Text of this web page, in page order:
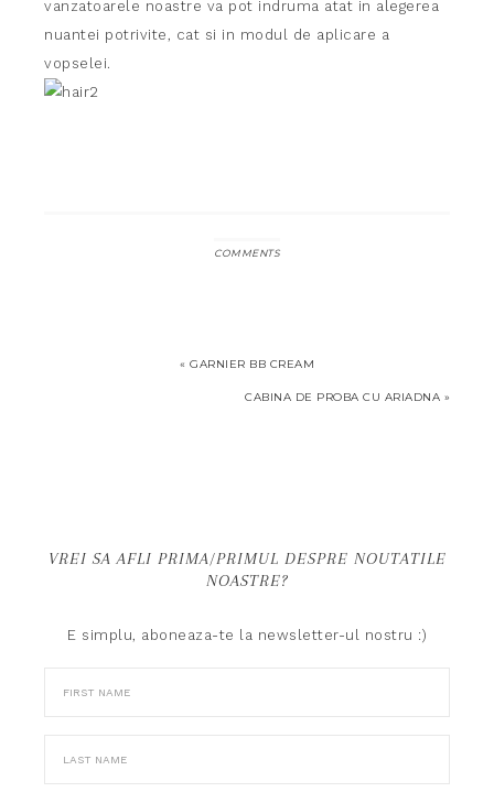
vanzatoarele noastre va pot indruma atat in alegerea
nuantei potrivite, cat si in modul de aplicare a
vopselei.
COMMENTS
« GARNIER BB CREAM
CABINA DE PROBA CU ARIADNA »
VREI SA AFLI PRIMA/PRIMUL DESPRE NOUTATILE
NOASTRE?
E simplu, aboneaza-te la newsletter-ul nostru :)